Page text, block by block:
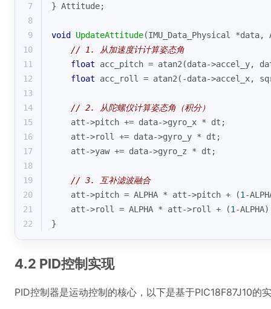
7
} Attitude;
8
9
void UpdateAttitude(IMU_Data_Physical
10
// 1. 从加速度计计算姿态角
11
float acc_pitch = atan2 (data->accel_y,
12
float acc_roll = atan2 (-data->accel_x,
13
14
// 2. 从陀螺仪计算姿态角（积分）
15
    att->pitch += data->gyro_x * dt;
16
    att->roll += data->gyro_y * dt;
17
    att->yaw += data->gyro_z * dt;
18
19
// 3. 互补滤波融合
20
    att->pitch = ALPHA * att->pitch + (
1 -
21
    att->roll = ALPHA * att->roll + (
1 -
22
}
4.2 PID控制实现
PID控制器是运动控制的核心，以下是基于PIC18F87J10的